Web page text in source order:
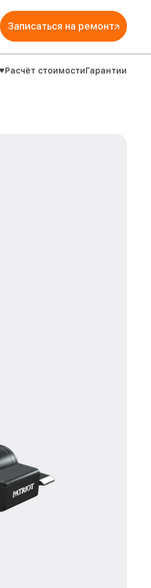
Записаться на ремонт
Расчёт стоимостиГарантии